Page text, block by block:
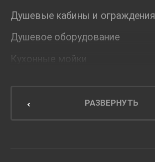
Душевые кабины и ограждения
Душевое оборудование
Кухонные мойки
Мебель для кухниРАЗВЕРНУТЬ